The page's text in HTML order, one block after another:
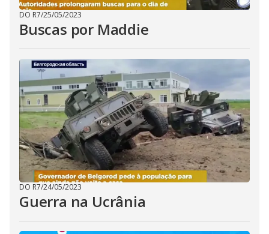
DO R7/25/05/2023
Buscas por Maddie
DO R7/24/05/2023
Guerra na Ucrânia